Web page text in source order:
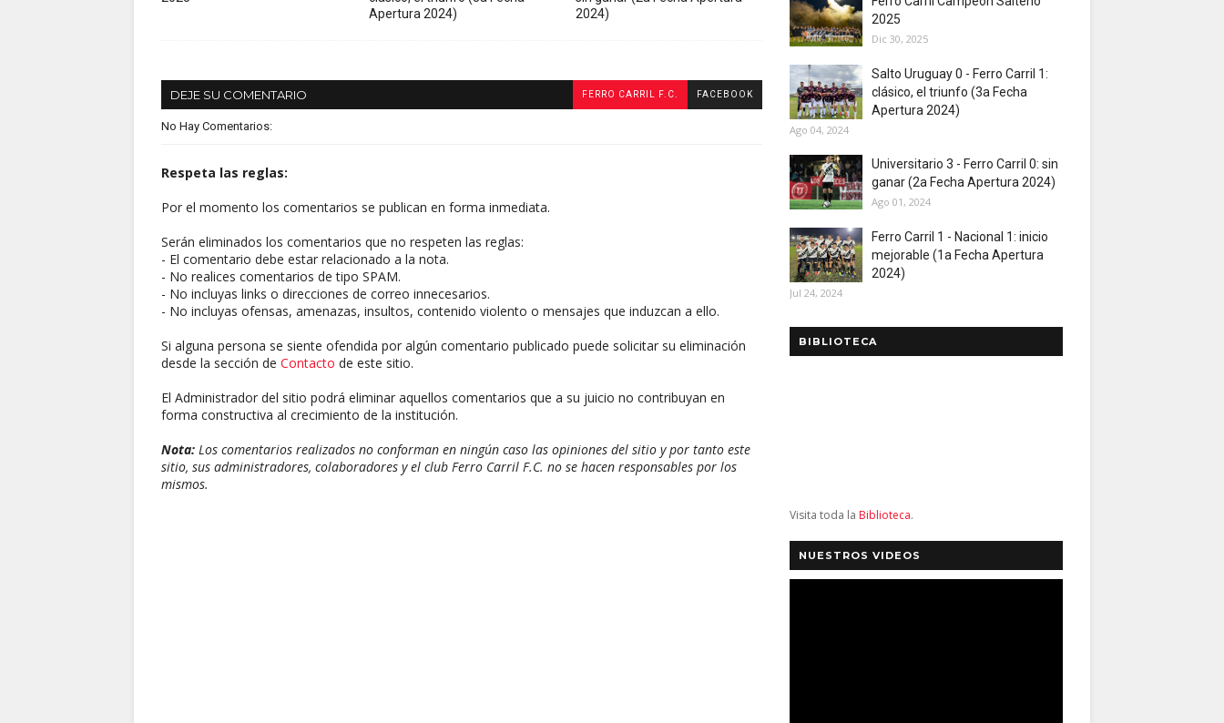
Apertura 2024)
2024)
DEJE SU COMENTARIO FERRO CARRIL F.C. FACEBOOK
No Hay Comentarios:
Respeta las reglas:
Por el momento los comentarios se publican en forma inmediata.
Serán eliminados los comentarios que no respeten las reglas:
- El comentario debe estar relacionado a la nota.
- No realices comentarios de tipo SPAM.
- No incluyas links o direcciones de correo innecesarios.
- No incluyas ofensas, amenazas, insultos, contenido violento o mensajes que induzcan a ello.
Si alguna persona se siente ofendida por algún comentario publicado puede solicitar su eliminación
desde la sección de Contacto de este sitio.
El Administrador del sitio podrá eliminar aquellos comentarios que a su juicio no contribuyan en
forma constructiva al crecimiento de la institución.
Nota: Los comentarios realizados no conforman en ningún caso las opiniones del sitio y por tanto este
sitio, sus administradores, colaboradores y el club Ferro Carril F.C. no se hacen responsables por los
mismos.
2025
Dic 30, 2025
Salto Uruguay 0 - Ferro Carril 1:
clásico, el triunfo (3a Fecha
Apertura 2024)
Ago 04, 2024
Universitario 3 - Ferro Carril 0: sin
ganar (2a Fecha Apertura 2024)
Ago 01, 2024
Ferro Carril 1 - Nacional 1: inicio
mejorable (1a Fecha Apertura
2024)
Jul 24, 2024
BIBLIOTECA
Visita toda la Biblioteca.
NUESTROS VIDEOS